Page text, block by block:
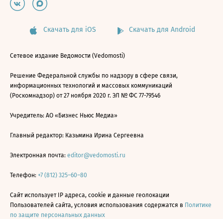
Скачать для iOS Скачать для Android
Сетевое издание Ведомости (Vedomosti)
Решение Федеральной службы по надзору в сфере связи,
информационных технологий и массовых коммуникаций
(Роскомнадзор) от 27 ноября 2020 г. ЭЛ № ФС 77-79546
Учредитель: АО «Бизнес Ньюс Медиа»
Главный редактор: Казьмина Ирина Сергеевна
Электронная почта: editor@vedomosti.ru
Телефон: +7 (812) 325–60–80
Сайт использует IP адреса, cookie и данные геолокации
Пользователей сайта, условия использования содержатся в Политике
по защите персональных данных